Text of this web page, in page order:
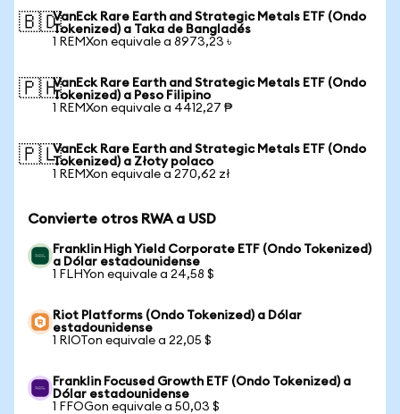
🇧🇩VanEck Rare Earth and Strategic Metals ETF (Ondo
Tokenized) a Taka de Bangladés
1 REMXon equivale a 8973,23 ৳
🇵🇭VanEck Rare Earth and Strategic Metals ETF (Ondo
Tokenized) a Peso Filipino
1 REMXon equivale a 4412,27 ₱
🇵🇱VanEck Rare Earth and Strategic Metals ETF (Ondo
Tokenized) a Złoty polaco
1 REMXon equivale a 270,62 zł
Convierte otros RWA a USD
Franklin High Yield Corporate ETF (Ondo Tokenized)
a Dólar estadounidense
1 FLHYon equivale a 24,58 $
Riot Platforms (Ondo Tokenized) a Dólar
estadounidense
1 RIOTon equivale a 22,05 $
Franklin Focused Growth ETF (Ondo Tokenized) a
Dólar estadounidense
1 FFOGon equivale a 50,03 $